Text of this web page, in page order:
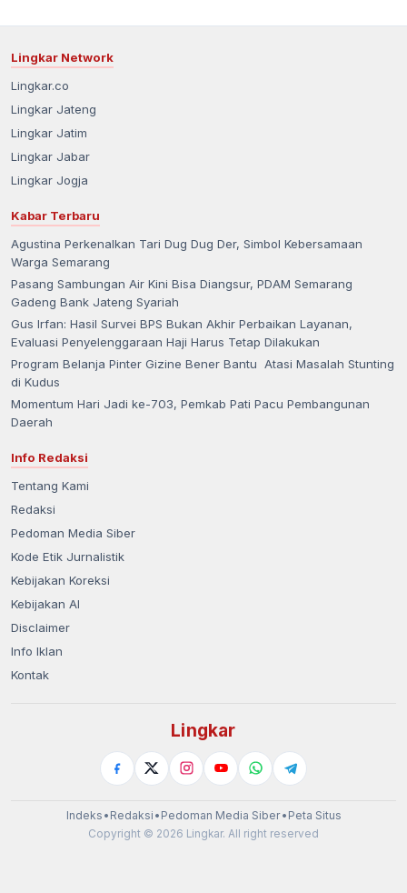
Lingkar Network
Lingkar.co
Lingkar Jateng
Lingkar Jatim
Lingkar Jabar
Lingkar Jogja
Kabar Terbaru
Agustina Perkenalkan Tari Dug Dug Der, Simbol Kebersamaan
Warga Semarang
Pasang Sambungan Air Kini Bisa Diangsur, PDAM Semarang
Gadeng Bank Jateng Syariah
Gus Irfan: Hasil Survei BPS Bukan Akhir Perbaikan Layanan,
Evaluasi Penyelenggaraan Haji Harus Tetap Dilakukan
Program Belanja Pinter Gizine Bener Bantu Atasi Masalah Stunting
di Kudus
Momentum Hari Jadi ke-703, Pemkab Pati Pacu Pembangunan
Daerah
Info Redaksi
Tentang Kami
Redaksi
Pedoman Media Siber
Kode Etik Jurnalistik
Kebijakan Koreksi
Kebijakan AI
Disclaimer
Info Iklan
Kontak
Lingkar
Indeks • Redaksi • Pedoman Media Siber• Peta Situs
Copyright © 2026 Lingkar. All right reserved